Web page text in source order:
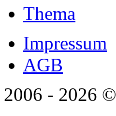
Thema
Impressum
AGB
2006 - 2026 ©